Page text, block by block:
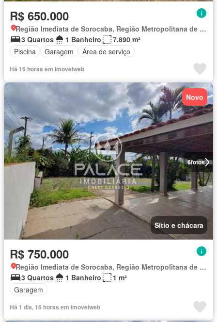
R$ 650.000
Região Imediata de Sorocaba, Região Metropolitana de Sorocaba
3 Quartos
1 Banheiro
7.890 m²
Piscina
Garagem Área de serviço
Há 16 horas em Imovelweb
6fotos
Novo
Sítio e chácara
R$ 750.000
Região Imediata de Sorocaba, Região Metropolitana de Sorocaba
3 Quartos
1 Banheiro
1 m²
Garagem
Há 1 dia, 16 horas em Imovelweb